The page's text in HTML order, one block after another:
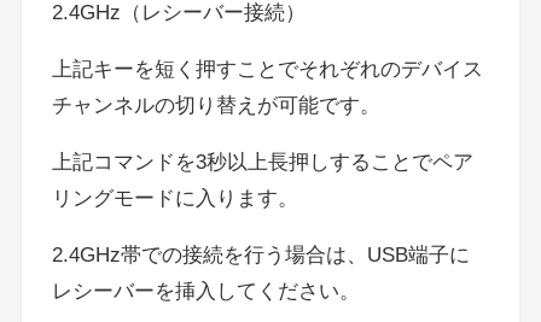
2.4GHz（レシーバー接続）
上記キーを短く押すことでそれぞれのデバイス
チャンネルの切り替えが可能です。
上記コマンドを3秒以上長押しすることでペア
リングモードに入ります。
2.4GHz帯での接続を行う場合は、USB端子に
レシーバーを挿入してください。